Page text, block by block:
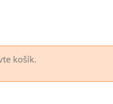
košík.